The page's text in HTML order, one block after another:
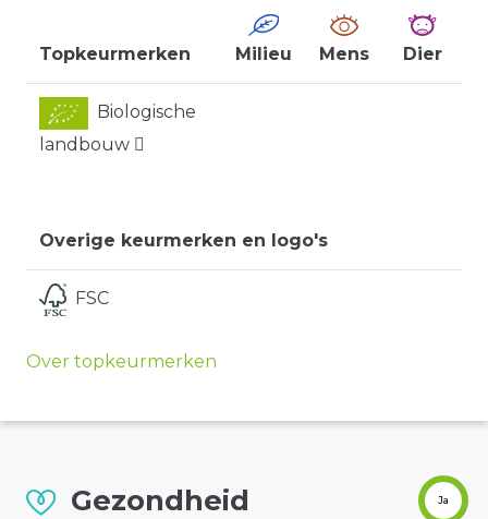
Topkeurmerken Milieu Mens Dier
Biologische
landbouw
Overige keurmerken en logo's
FSC
Over topkeurmerken
Gezondheid Ja